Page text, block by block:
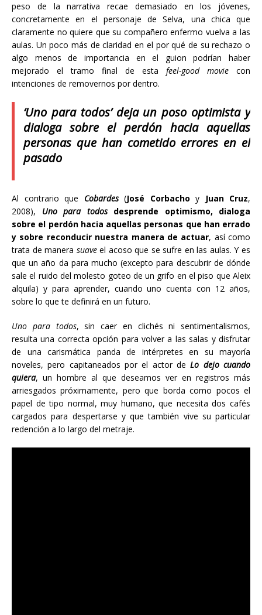
peso de la narrativa recae demasiado en los jóvenes,
concretamente en el personaje de Selva, una chica que
claramente no quiere que su compañero enfermo vuelva a las
aulas. Un poco más de claridad en el por qué de su rechazo o
algo menos de importancia en el guion podrían haber
mejorado el tramo final de esta feel-good movie con
intenciones de removernos por dentro.
‘Uno para todos’deja un poso optimista y
dialoga sobre el perdón hacia aquellas
personas que han cometido errores en el
pasado
Al contrario que Cobardes(José Corbacho y Juan Cruz,
2008), Uno para todos desprende optimismo, dialoga
sobre el perdón hacia aquellas personas que han errado
y sobre reconducir nuestra manera de actuar, así como
trata de manera suaveel acoso que se sufre en las aulas. Y es
que un año da para mucho (excepto para descubrir de dónde
sale el ruido del molesto goteo de un grifo en el piso que Aleix
alquila) y para aprender, cuando uno cuenta con 12 años,
sobre lo que te definirá en un futuro.
Uno para todos, sin caer en clichés ni sentimentalismos,
resulta una correcta opción para volver a las salas y disfrutar
de una carismática panda de intérpretes en su mayoría
noveles, pero capitaneados por el actor deLo dejo cuando
quiera, un hombre al que deseamos ver en registros más
arriesgados próximamente, pero que borda como pocos el
papel de tipo normal, muy humano, que necesita dos cafés
cargados para despertarse y que también vive su particular
redención a lo largo del metraje.